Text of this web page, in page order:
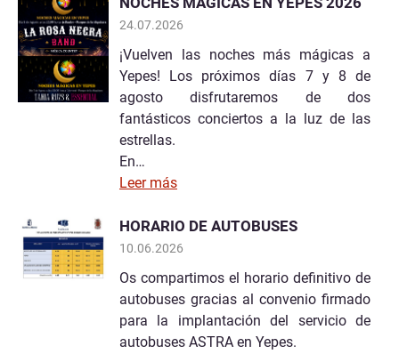
24.07.2026
¡Vuelven las noches más mágicas a
Yepes! Los próximos días 7 y 8 de
agosto disfrutaremos de dos
fantásticos conciertos a la luz de las
estrellas.
En…
Leer más
HORARIO DE AUTOBUSES
10.06.2026
Os compartimos el horario definitivo de
autobuses gracias al convenio firmado
para la implantación del servicio de
autobuses ASTRA en Yepes.